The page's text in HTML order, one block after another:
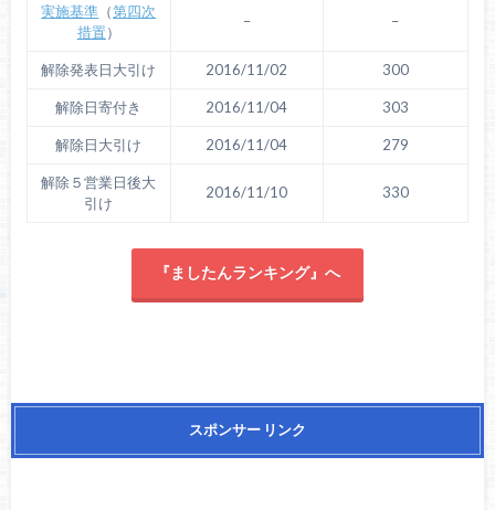
実施基準 （第四次
措置）
– –
解除発表日大引け 2016/11/02 300
解除日寄付き 2016/11/04 303
解除日大引け 2016/11/04 279
解除５営業日後大
引け
2016/11/10 330
『ましたんランキング』へ
スポンサー リンク